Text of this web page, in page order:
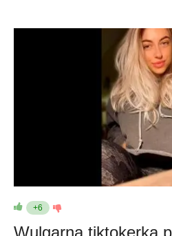
+6
Wulgarna tiktokerka